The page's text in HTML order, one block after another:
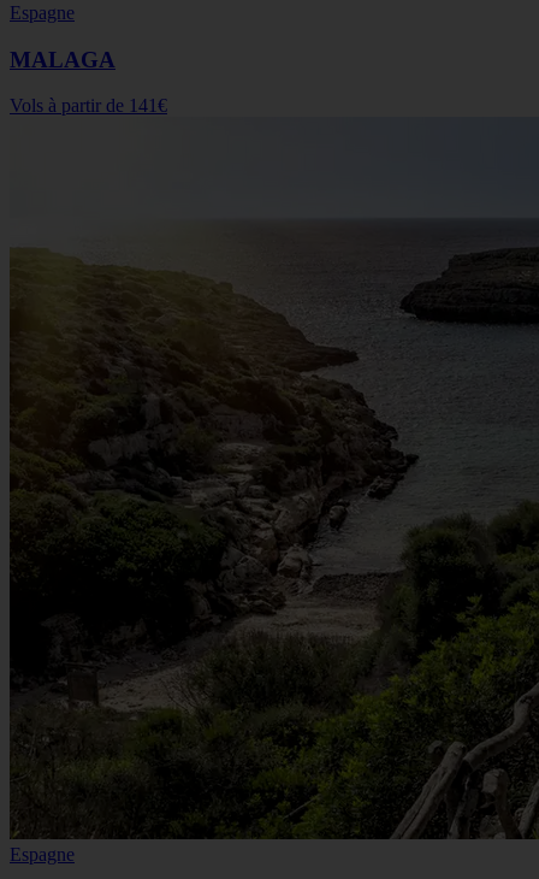
Espagne
MALAGA
Vols à partir de 141€
Espagne